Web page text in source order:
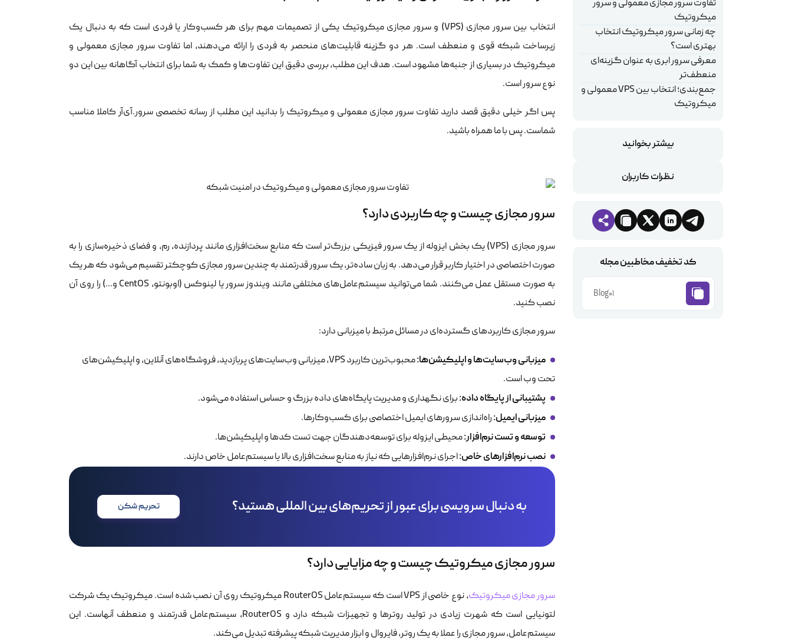
تفاوت سرور مجازی معمولی و سرور
میکروتیک
چه زمانی سرور میکروتیک انتخاب
بهتری است؟
معرفی سرور ابری به عنوان گزینه‌ای
منعطف‌تر
جمع‌بندی؛ انتخاب بین VPS معمولی و
میکروتیک
بیشتر بخوانید
نظرات کاربران
کد تخفیف مخاطبین مجله
Blog01
انتخاب بین سرور مجازی (VPS) و سرور مجازی میکروتیک یکی از تصمیمات مهم برای هر کسب‌وکار یا فردی است که به دنبال یک
زیرساخت شبکه قوی و منعطف است. هر دو گزینه قابلیت‌های منحصر به فردی را ارائه می‌دهند، اما تفاوت سرور مجازی معمولی و
میکروتیک در بسیاری از جنبه‌ها مشهود است. هدف این مطلب، بررسی دقیق این تفاوت‌ها و کمک به شما برای انتخاب آگاهانه بین این دو
نوع سرور است.
پس اگر خیلی دقیق قصد دارید تفاوت سرور مجازی معمولی و میکروتیک را بدانید این مطلب از رسانه تخصصی سرور.آی‌آر کاملا مناسب
شماست. پس با ما همراه باشید.
سرور مجازی چیست و چه کاربردی دارد؟
سرور مجازی (VPS) یک بخش ایزوله از یک سرور فیزیکی بزرگ‌تر است که منابع سخت‌افزاری مانند پردازنده، رم، و فضای ذخیره‌سازی را به
صورت اختصاصی در اختیار کاربر قرار می‌دهد. به زبان ساده‌تر، یک سرور قدرتمند به چندین سرور مجازی کوچکتر تقسیم می‌شود که هر یک
به صورت مستقل عمل می‌کنند. شما می‌توانید سیستم‌عامل‌های مختلفی مانند ویندوز سرور یا لینوکس (اوبونتو، CentOS و…) را روی آن
نصب کنید.
سرور مجازی کاربردهای گسترده‌ای در مسائل مرتبط با میزبانی دارد:
میزبانی وب‌سایت‌ها و اپلیکیشن‌ها:
محبوب‌ترین کاربرد VPS، میزبانی وب‌سایت‌های پربازدید، فروشگاه‌های آنلاین، و اپلیکیشن‌های
تحت وب است.
پشتیبانی از پایگاه داده:برای نگهداری و مدیریت پایگاه‌های داده بزرگ و حساس استفاده می‌شود.
میزبانی ایمیل:راه‌اندازی سرورهای ایمیل اختصاصی برای کسب‌وکارها.
توسعه و تست نرم‌افزار:محیطی ایزوله برای توسعه‌دهندگان جهت تست کدها و اپلیکیشن‌ها.
نصب نرم‌افزارهای خاص:اجرای نرم‌افزارهایی که نیاز به منابع سخت‌افزاری بالا یا سیستم‌عامل خاص دارند.
به دنبال سرویسی برای عبور از تحریم‌های بین المللی هستید؟ تحریم شکن
سرور مجازی میکروتیک چیست و چه مزایایی دارد؟
سرور مجازی میکروتیک
، نوع خاصی از VPS است که سیستم‌عامل RouterOS میکروتیک روی آن نصب شده است. میکروتیک یک شرکت
لتونیایی است که شهرت زیادی در تولید روترها و تجهیزات شبکه دارد و RouterOS، سیستم‌عامل قدرتمند و منعطف آنهاست. این
سیستم‌عامل، سرور مجازی را عملا به یک روتر، فایروال و ابزار مدیریت شبکه پیشرفته تبدیل می‌کند.